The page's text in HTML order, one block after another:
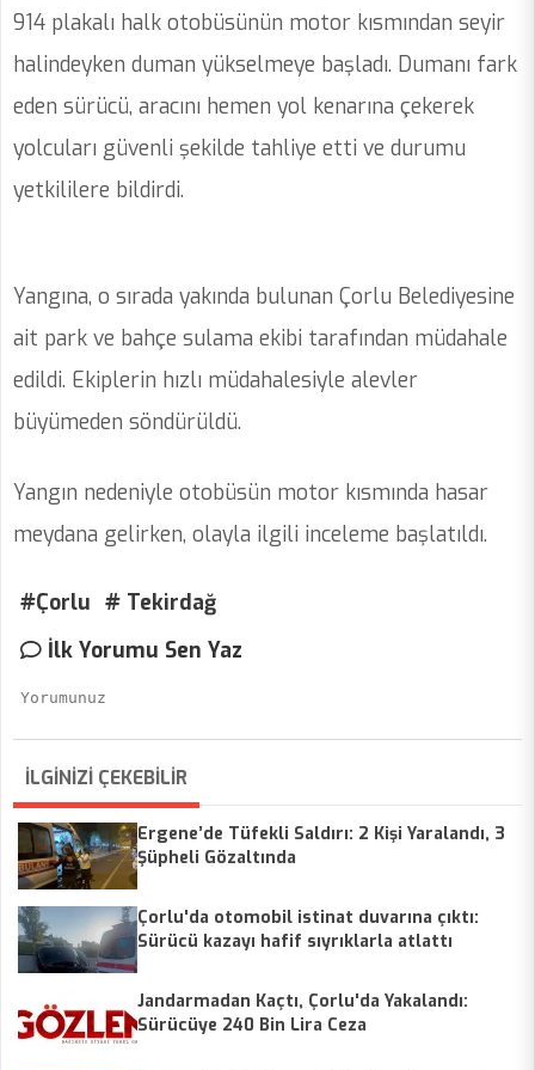
914 plakalı halk otobüsünün motor kısmından seyir
halindeyken duman yükselmeye başladı. Dumanı fark
eden sürücü, aracını hemen yol kenarına çekerek
yolcuları güvenli şekilde tahliye etti ve durumu
yetkililere bildirdi.
Yangına, o sırada yakında bulunan Çorlu Belediyesine
ait park ve bahçe sulama ekibi tarafından müdahale
edildi. Ekiplerin hızlı müdahalesiyle alevler
büyümeden söndürüldü.
Yangın nedeniyle otobüsün motor kısmında hasar
meydana gelirken, olayla ilgili inceleme başlatıldı.
#Çorlu # Tekirdağ
İlk Yorumu Sen Yaz
İLGİNİZİ ÇEKEBİLİR
Ergene’de Tüfekli Saldırı: 2 Kişi Yaralandı, 3
Şüpheli Gözaltında
Çorlu'da otomobil istinat duvarına çıktı:
Sürücü kazayı hafif sıyrıklarla atlattı
Jandarmadan Kaçtı, Çorlu'da Yakalandı:
Sürücüye 240 Bin Lira Ceza